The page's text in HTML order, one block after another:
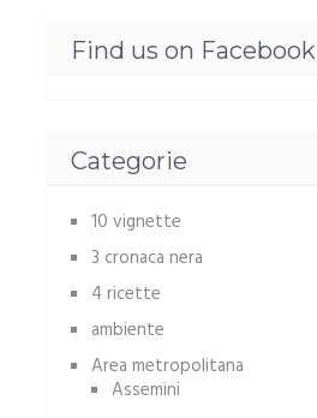
Find us on Facebook
Categorie
10 vignette
3 cronaca nera
4 ricette
ambiente
Area metropolitana
Assemini